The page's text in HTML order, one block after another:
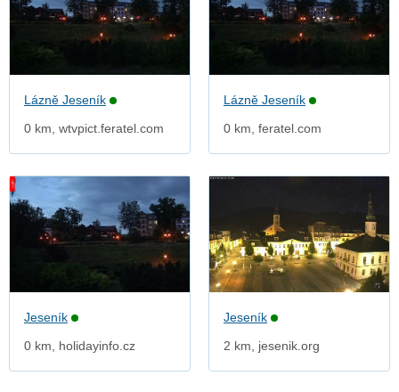
Lázně Jeseník
0 km, wtvpict.feratel.com
Lázně Jeseník
0 km, feratel.com
Jeseník
0 km, holidayinfo.cz
Jeseník
2 km, jesenik.org